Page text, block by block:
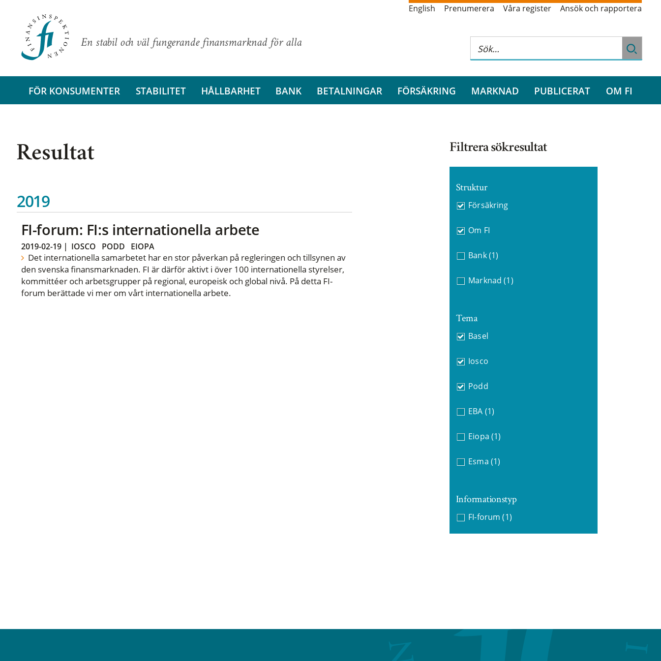
En stabil och väl fungerande finansmarknad för alla
English Prenumerera Våra register Ansök och rapportera
FÖR KONSUMENTER STABILITET HÅLLBARHET BANK BETALNINGAR FÖRSÄKRING MARKNAD PUBLICERAT OM FI
Resultat
2019
FI-forum: FI:s internationella arbete
2019-02-19| IOSCO PODD EIOPA
Det internationella samarbetet har en stor påverkan på regleringen och tillsynen av
den svenska finansmarknaden. FI är därför aktivt i över 100 internationella styrelser,
kommittéer och arbetsgrupper på regional, europeisk och global nivå. På detta FI-
forum berättade vi mer om vårt internationella arbete.
Filtrera sökresultat
Struktur
Försäkring
Om FI
Bank (1)
Marknad (1)
Tema
Basel
Iosco
Podd
EBA (1)
Eiopa (1)
Esma (1)
Informationstyp
FI-forum (1)